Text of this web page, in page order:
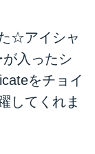
☆アイシャ
が入ったシ
をチョイ
してくれま